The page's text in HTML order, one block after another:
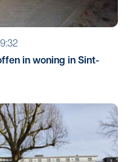
in woning in Sint-